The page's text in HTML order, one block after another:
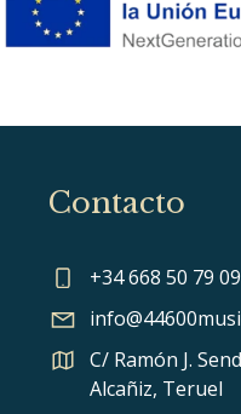
Contacto
+34 668 50 79 09
C/ Ramón J.
Alcañiz, Teruel